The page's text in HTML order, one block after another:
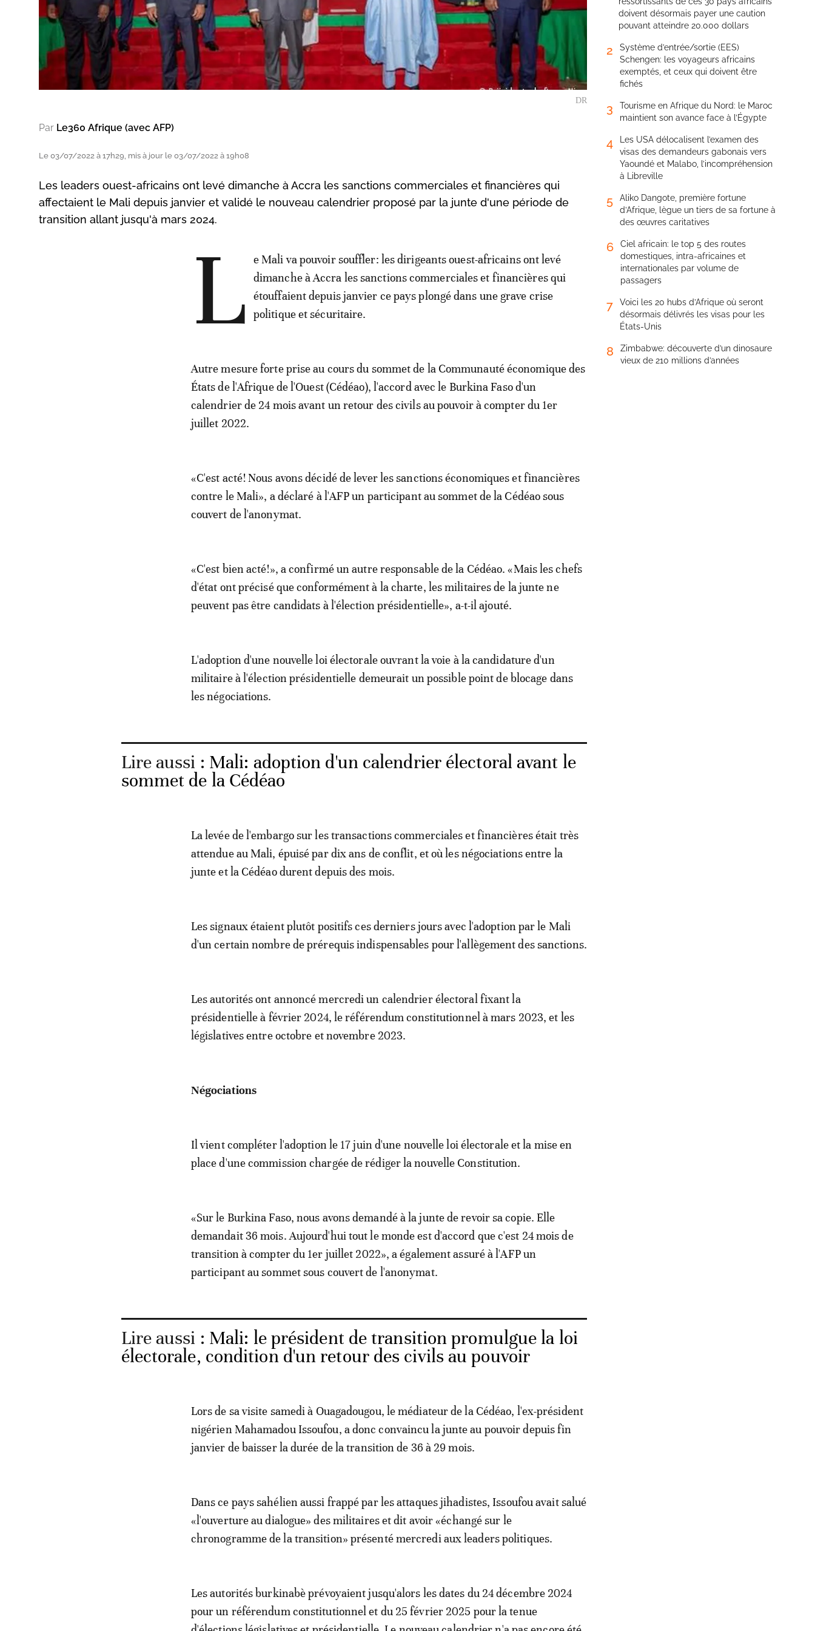
DR
Par Le360 Afrique (avec AFP)
Le 03/07/2022 à 17h29, mis à jour le 03/07/2022 à 19h08
Les leaders ouest-africains ont levé dimanche à Accra les sanctions commerciales et financières qui
affectaient le Mali depuis janvier et validé le nouveau calendrier proposé par la junte d'une période de
transition allant jusqu'à mars 2024.
L
e Mali va pouvoir souffler: les dirigeants ouest-africains ont levé
dimanche à Accra les sanctions commerciales et financières qui
étouffaient depuis janvier ce pays plongé dans une grave crise
politique et sécuritaire.
Autre mesure forte prise au cours du sommet de la Communauté économique des
États de l'Afrique de l'Ouest (Cédéao), l'accord avec le Burkina Faso d'un
calendrier de 24 mois avant un retour des civils au pouvoir à compter du 1er
juillet 2022.
«C'est acté! Nous avons décidé de lever les sanctions économiques et financières
contre le Mali», a déclaré à l'AFP un participant au sommet de la Cédéao sous
couvert de l'anonymat.
«C'est bien acté!», a confirmé un autre responsable de la Cédéao. «Mais les chefs
d'état ont précisé que conformément à la charte, les militaires de la junte ne
peuvent pas être candidats à l'élection présidentielle», a-t-il ajouté.
L'adoption d'une nouvelle loi électorale ouvrant la voie à la candidature d'un
militaire à l'élection présidentielle demeurait un possible point de blocage dans
les négociations.
Lire aussi : Mali: adoption d'un calendrier électoral avant le
sommet de la Cédéao
La levée de l'embargo sur les transactions commerciales et financières était très
attendue au Mali, épuisé par dix ans de conflit, et où les négociations entre la
junte et la Cédéao durent depuis des mois.
Les signaux étaient plutôt positifs ces derniers jours avec l'adoption par le Mali
d'un certain nombre de prérequis indispensables pour l'allègement des sanctions.
Les autorités ont annoncé mercredi un calendrier électoral fixant la
présidentielle à février 2024, le référendum constitutionnel à mars 2023, et les
législatives entre octobre et novembre 2023.
Négociations
Il vient compléter l'adoption le 17 juin d'une nouvelle loi électorale et la mise en
place d'une commission chargée de rédiger la nouvelle Constitution.
«Sur le Burkina Faso, nous avons demandé à la junte de revoir sa copie. Elle
demandait 36 mois. Aujourd'hui tout le monde est d'accord que c'est 24 mois de
transition à compter du 1er juillet 2022», a également assuré à l'AFP un
participant au sommet sous couvert de l'anonymat.
Lire aussi : Mali: le président de transition promulgue la loi
électorale, condition d'un retour des civils au pouvoir
Lors de sa visite samedi à Ouagadougou, le médiateur de la Cédéao, l'ex-président
nigérien Mahamadou Issoufou, a donc convaincu la junte au pouvoir depuis fin
janvier de baisser la durée de la transition de 36 à 29 mois.
Dans ce pays sahélien aussi frappé par les attaques jihadistes, Issoufou avait salué
«l'ouverture au dialogue» des militaires et dit avoir «échangé sur le
chronogramme de la transition» présenté mercredi aux leaders politiques.
Les autorités burkinabè prévoyaient jusqu'alors les dates du 24 décembre 2024
pour un référendum constitutionnel et du 25 février 2025 pour la tenue
doivent désormais payer une caution
pouvant atteindre 20.000 dollars
2
Système d’entrée/sortie (EES)
Schengen: les voyageurs africains
exemptés, et ceux qui doivent être
fichés
3
Tourisme en Afrique du Nord: le Maroc
maintient son avance face à l’Égypte
4
Les USA délocalisent l’examen des
visas des demandeurs gabonais vers
Yaoundé et Malabo, l’incompréhension
à Libreville
5
Aliko Dangote, première fortune
d’Afrique, lègue un tiers de sa fortune à
des œuvres caritatives
6
Ciel africain: le top 5 des routes
domestiques, intra-africaines et
internationales par volume de
passagers
7
Voici les 20 hubs d’Afrique où seront
désormais délivrés les visas pour les
États-Unis
8
Zimbabwe: découverte d’un dinosaure
vieux de 210 millions d’années